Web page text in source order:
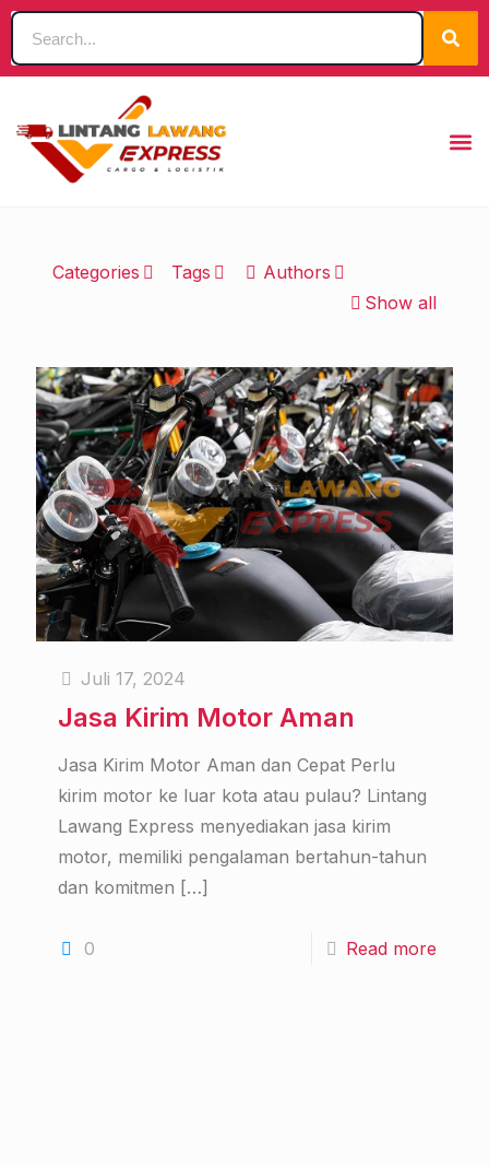
Categories Tags
Authors
Show all
Juli 17, 2024
Jasa Kirim Motor Aman
Jasa Kirim Motor Aman dan Cepat Perlu
kirim motor ke luar kota atau pulau? Lintang
Lawang Express menyediakan jasa kirim
motor, memiliki pengalaman bertahun-tahun
dan komitmen […]
0 Read more